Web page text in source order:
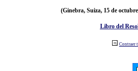
(Ginebra, Suiza, 15 de
Libro del
Contraer